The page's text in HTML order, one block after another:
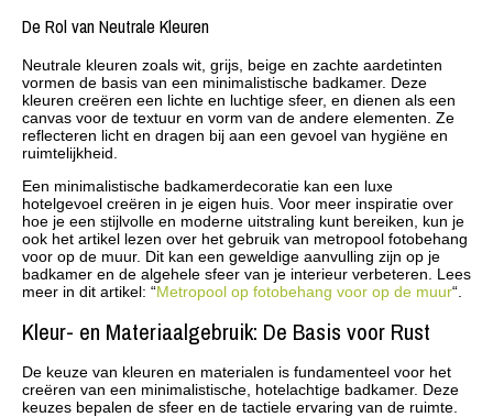
De Rol van Neutrale Kleuren
Neutrale kleuren zoals wit, grijs, beige en zachte aardetinten
vormen de basis van een minimalistische badkamer. Deze
kleuren creëren een lichte en luchtige sfeer, en dienen als een
canvas voor de textuur en vorm van de andere elementen. Ze
reflecteren licht en dragen bij aan een gevoel van hygiëne en
ruimtelijkheid.
Een minimalistische badkamerdecoratie kan een luxe
hotelgevoel creëren in je eigen huis. Voor meer inspiratie over
hoe je een stijlvolle en moderne uitstraling kunt bereiken, kun je
ook het artikel lezen over het gebruik van metropool fotobehang
voor op de muur. Dit kan een geweldige aanvulling zijn op je
badkamer en de algehele sfeer van je interieur verbeteren. Lees
meer in dit artikel: “Metropool op fotobehang voor op de muur“.
Kleur- en Materiaalgebruik: De Basis voor Rust
De keuze van kleuren en materialen is fundamenteel voor het
creëren van een minimalistische, hotelachtige badkamer. Deze
keuzes bepalen de sfeer en de tactiele ervaring van de ruimte.